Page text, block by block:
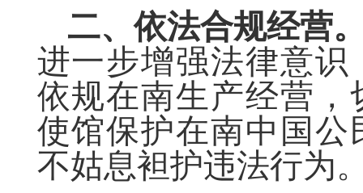
二、依法合规经营
进一步增强法律意
依规在南生产经营
使馆保护在南中国
不姑息袒护违法行为